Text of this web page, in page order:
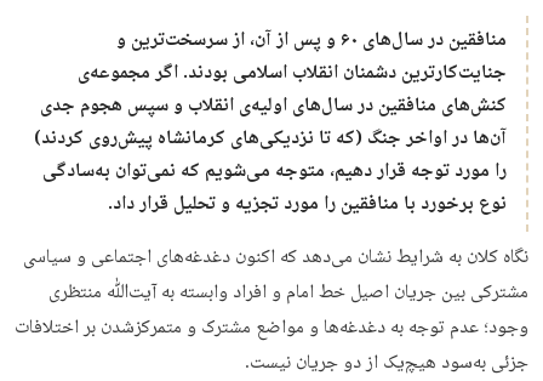
منافقین در سال‌های ۶۰ و پس از آن، از سرسخت‌ترین و
جنایت‌کارترین دشمنان انقلاب اسلامی بودند. اگر مجموعه‌ی
کنش‌های منافقین در سال‌های اولیه‌ی انقلاب و سپس هجوم جدی
آن‌ها در اواخر جنگ (که تا نزدیکی‌های کرمانشاه پیش‌روی کردند)
را مورد توجه قرار دهیم، متوجه می‌شویم که نمی‌توان به‌سادگی
نوع برخورد با منافقین را مورد تجزیه و تحلیل قرار داد.
نگاه کلان به شرایط نشان می‌دهد که اکنون دغدغه‌های اجتماعی و سیاسی
مشترکی بین جریان اصیل خط امام و افراد وابسته به آیت‌ﷲ منتظری
وجود؛ عدم توجه به دغدغه‌ها و مواضع مشترک و متمرکزشدن بر اختلافات
جزئی به‌سود هیچ‌یک از دو جریان نیست.